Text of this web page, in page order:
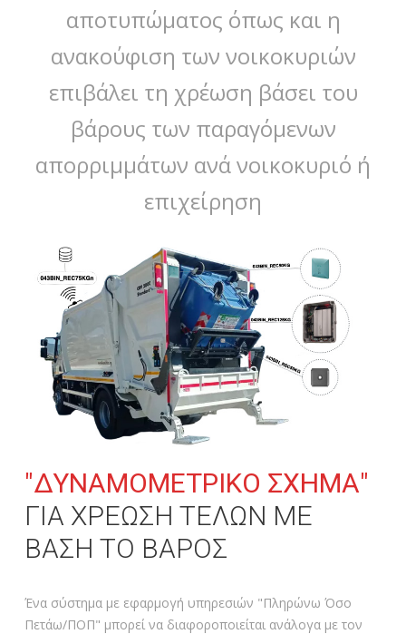
αποτυπώματος όπως και η
ανακούφιση των νοικοκυριών
επιβάλει τη χρέωση βάσει του
βάρους των παραγόμενων
απορριμμάτων ανά νοικοκυριό ή
επιχείρηση
"ΔΥΝΑΜΟΜΕΤΡΙΚΟ ΣΧΗΜΑ"
ΓΙΑ ΧΡΕΩΣΗ ΤΕΛΩΝ ΜΕ
ΒΑΣΗ ΤΟ ΒΑΡΟΣ
Ένα σύστημα με εφαρμογή υπηρεσιών "Πληρώνω Όσο
Πετάω/ΠΟΠ" μπορεί να διαφοροποιείται ανάλογα με τον